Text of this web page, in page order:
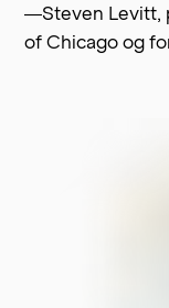
—Steven Levitt,
of Chicago og